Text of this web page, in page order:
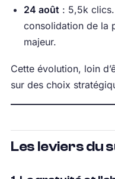
24 août: 5,5k clics.
consolidation de la
majeur.
Cette évolution, loin
sur des choix
Les leviers du